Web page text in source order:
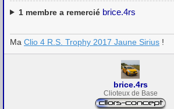
1membre a remercié brice.4rs
Ma Clio 4 R.S. Trophy 2017 Jaune Sirius !
brice.4rs
Clioteux de Base